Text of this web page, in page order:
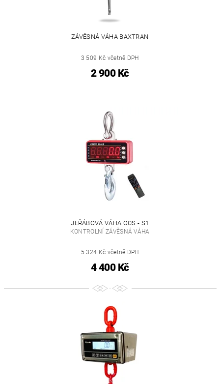
ZÁVĚSNÁ VÁHA BAXTRAN
3 509 Kč včetně DPH
2 900 Kč
JEŘÁBOVÁ VÁHA OCS - S1
KONTROLNÍ ZÁVĚSNÁ VÁHA
5 324 Kč včetně DPH
4 400 Kč